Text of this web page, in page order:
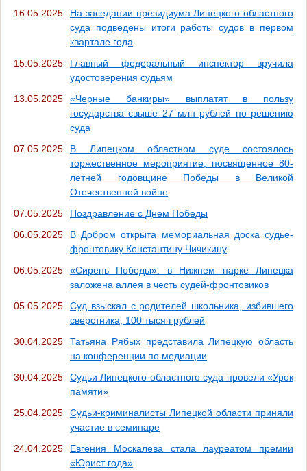
16.05.2025
На заседании президиума Липецкого областного
суда подведены итоги работы судов в первом
квартале года
15.05.2025
Главный федеральный инспектор вручила
удостоверения судьям
13.05.2025
«Черные банкиры» выплатят в пользу
государства свыше 27 млн рублей по решению
суда
07.05.2025
В Липецком областном суде состоялось
торжественное мероприятие, посвященное 80-
летней годовщине Победы в Великой
Отечественной войне
07.05.2025
Поздравление с Днем Победы
06.05.2025
В Добром открыта мемориальная доска судье-
фронтовику Константину Чичикину
06.05.2025
«Сирень Победы»: в Нижнем парке Липецка
заложена аллея в честь судей-фронтовиков
05.05.2025
Суд взыскал с родителей школьника, избившего
сверстника, 100 тысяч рублей
30.04.2025
Татьяна Рябых представила Липецкую область
на конференции по медиации
30.04.2025
Судьи Липецкого областного суда провели «Урок
памяти»
25.04.2025
Судьи-криминалисты Липецкой области приняли
участие в семинаре
24.04.2025
Евгения Москалева стала лауреатом премии
«Юрист года»